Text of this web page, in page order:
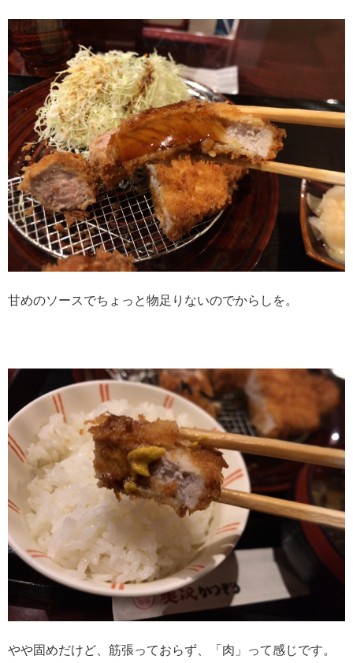
甘めのソースでちょっと物足りないのでからしを。
やや固めだけど、筋張っておらず、「肉」って感じです。